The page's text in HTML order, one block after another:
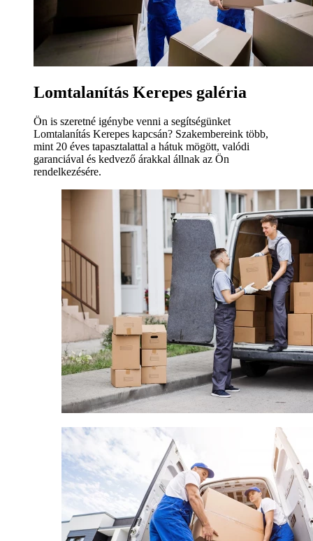
Lomtalanítás Kerepes galéria
Ön is szeretné igénybe venni a segítségünket
Lomtalanítás Kerepes kapcsán? Szakembereink több,
mint 20 éves tapasztalattal a hátuk mögött, valódi
garanciával és kedvező árakkal állnak az Ön
rendelkezésére.